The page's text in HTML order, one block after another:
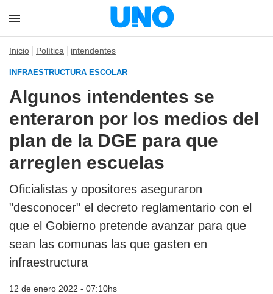
Inicio Política intendentes
INFRAESTRUCTURA ESCOLAR
Algunos intendentes se
enteraron por los medios del
plan de la DGE para que
arreglen escuelas
Oficialistas y opositores aseguraron
"desconocer" el decreto reglamentario con el
que el Gobierno pretende avanzar para que
sean las comunas las que gasten en
infraestructura
12 de enero 2022 - 07:10hs